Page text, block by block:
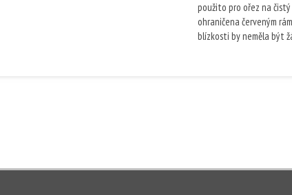
použito pro ořez na
ohraničena červeným
blízkosti by neměla být